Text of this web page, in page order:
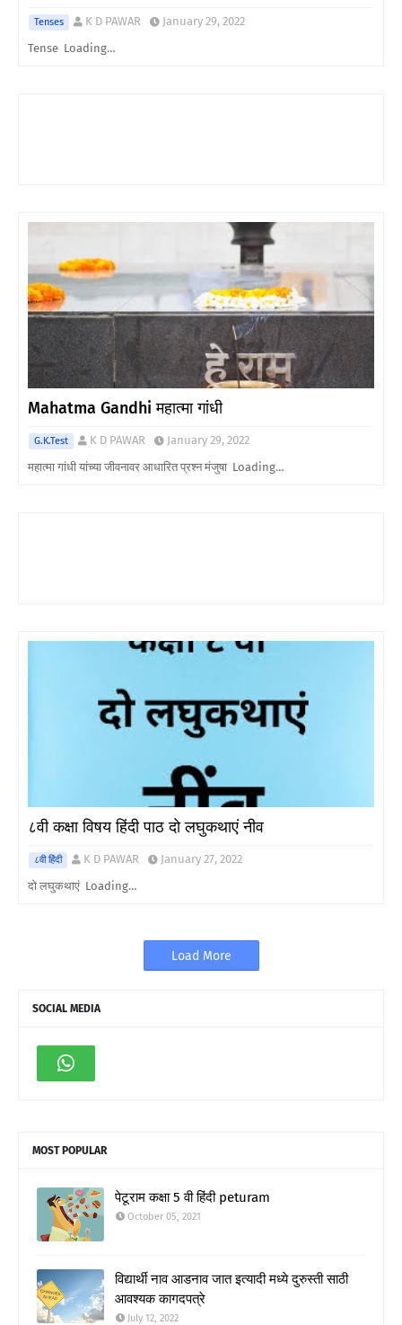
Tenses K D PAWAR
January 29, 2022
Tense Loading…
Mahatma Gandhi महात्मा गांधी
G.K.Test K D PAWAR
January 29, 2022
महात्मा गांधी यांच्या जीवनावर आधारित प्रश्न मंजुषा Loading…
८वी कक्षा विषय हिंदी पाठ दो लघुकथाएं नीव
८वी हिंदी K D PAWAR
January 27, 2022
दो लघुकथाएं Loading…
Load More
SOCIAL MEDIA
MOST POPULAR
पेटूराम कक्षा 5 वी हिंदी peturam
October 05, 2021
विद्यार्थी नाव आडनाव जात इत्यादी मध्ये दुरुस्ती साठी
आवश्यक कागदपत्रे
July 12, 2022